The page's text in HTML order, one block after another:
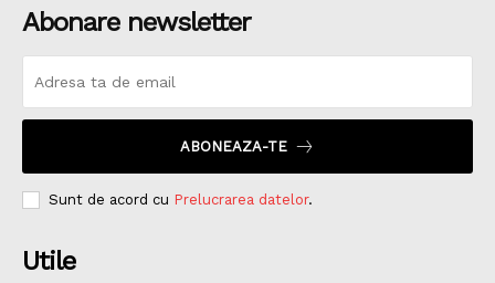
Abonare newsletter
ABONEAZA-TE
Sunt de acord cu Prelucrarea datelor.
Utile